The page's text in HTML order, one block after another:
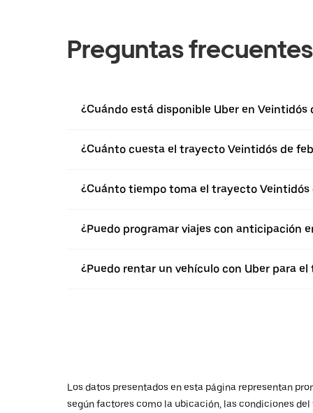
Preguntas frecuentes
¿Cuándo está disponible Uber en Veintidós
¿Cuánto cuesta el trayecto Veintidós de
¿Cuánto tiempo toma el trayecto Veintidós
¿Puedo programar viajes con anticipación
¿Puedo rentar un vehículo con Uber para
Los datos presentados en esta página representan
según factores como la ubicación, las condiciones